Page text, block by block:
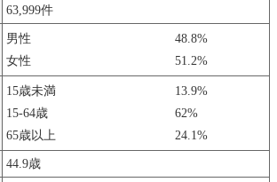
63,999件
男性
48.8%
女性
51.2%
15歳未満
13.9%
15-64歳
62%
65歳以上
24.1%
44.9歳